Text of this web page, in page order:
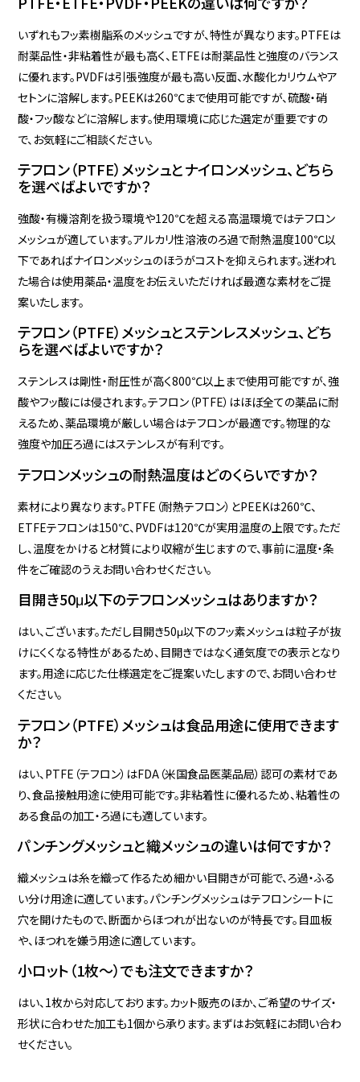
いずれもフッ素樹脂系のメッシュですが、特性が異なります。PTFEは
耐薬品性・非粘着性が最も高く、ETFEは耐薬品性と強度のバランス
に優れます。PVDFは引張強度が最も高い反面、水酸化カリウムやア
セトンに溶解します。PEEKは260℃まで使用可能ですが、硫酸・硝
酸・フッ酸などに溶解します。使用環境に応じた選定が重要ですの
で、お気軽にご相談ください。
テフロン（PTFE）メッシュとナイロンメッシュ、どちら
を選べばよいですか？
強酸・有機溶剤を扱う環境や120℃を超える高温環境ではテフロン
メッシュが適しています。アルカリ性溶液のろ過で耐熱温度100℃以
下であればナイロンメッシュのほうがコストを抑えられます。迷われ
た場合は使用薬品・温度をお伝えいただければ最適な素材をご提
案いたします。
テフロン（PTFE）メッシュとステンレスメッシュ、どち
らを選べばよいですか？
ステンレスは剛性・耐圧性が高く800℃以上まで使用可能ですが、強
酸やフッ酸には侵されます。テフロン（PTFE）はほぼ全ての薬品に耐
えるため、薬品環境が厳しい場合はテフロンが最適です。物理的な
強度や加圧ろ過にはステンレスが有利です。
テフロンメッシュの耐熱温度はどのくらいですか？
素材により異なります。PTFE（耐熱テフロン）とPEEKは260℃、
ETFEテフロンは150℃、PVDFは120℃が実用温度の上限です。ただ
し、温度をかけると材質により収縮が生じますので、事前に温度・条
件をご確認のうえお問い合わせください。
目開き50μ以下のテフロンメッシュはありますか？
はい、ございます。ただし目開き50μ以下のフッ素メッシュは粒子が抜
けにくくなる特性があるため、目開きではなく通気度での表示となり
ます。用途に応じた仕様選定をご提案いたしますので、お問い合わせ
ください。
テフロン（PTFE）メッシュは食品用途に使用できます
か？
はい、PTFE（テフロン）はFDA（米国食品医薬品局）認可の素材であ
り、食品接触用途に使用可能です。非粘着性に優れるため、粘着性の
ある食品の加工・ろ過にも適しています。
パンチングメッシュと織メッシュの違いは何ですか？
織メッシュは糸を織って作るため細かい目開きが可能で、ろ過・ふる
い分け用途に適しています。パンチングメッシュはテフロンシートに
穴を開けたもので、断面からほつれが出ないのが特長です。目皿板
や、ほつれを嫌う用途に適しています。
小ロット（1枚～）でも注文できますか？
はい、1枚から対応しております。カット販売のほか、ご希望のサイズ・
形状に合わせた加工も1個から承ります。まずはお気軽にお問い合わ
せください。